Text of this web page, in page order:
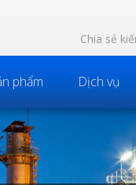
Chia sẻ
phẩm Dịch vụ